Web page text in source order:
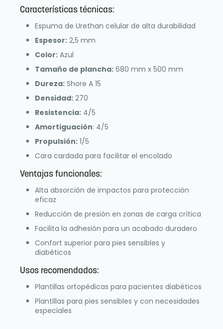
Características técnicas:
Espuma de Urethan celular de alta durabilidad
Espesor: 2,5 mm
Color: Azul
Tamaño de plancha: 680 mm x 500 mm
Dureza: Shore A 15
Densidad: 270
Resistencia: 4/5
Amortiguación: 4/5
Propulsión: 1/5
Cara cardada para facilitar el encolado
Ventajas funcionales:
Alta absorción de impactos para protección
eficaz
Reducción de presión en zonas de carga crítica
Facilita la adhesión para un acabado duradero
Confort superior para pies sensibles y
diabéticos
Usos recomendados:
Plantillas ortopédicas para pacientes diabéticos
Plantillas para pies sensibles y con necesidades
especiales